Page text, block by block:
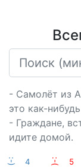
- Самолёт из
это как-
- Граждане,
идите домой.
:-) 4 :-(
5